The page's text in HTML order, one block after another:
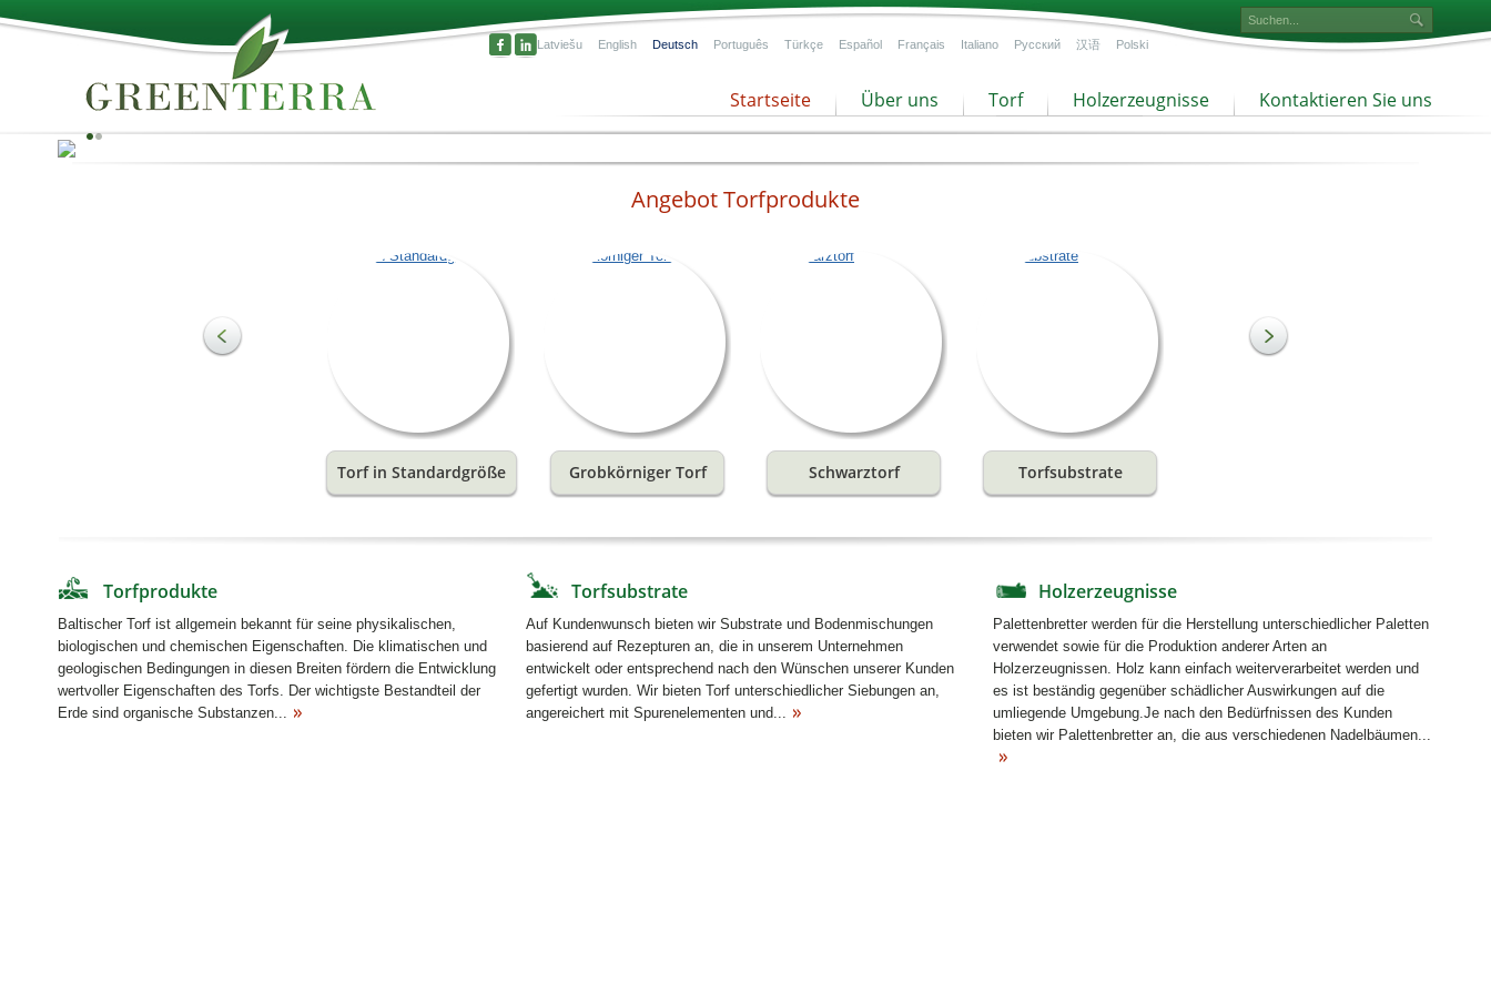
Latviešu English Deutsch Português Türkçe Español Français Italiano Русский 汉语 Polski
Startseite Über uns Torf Holzerzeugnisse Kontaktieren Sie uns
Das Beste der Natur!
Torf kann als Rohmaterial zur Herstellung von Substraten
verwendet werden, und um den Bedürfnissen der
Landwirtschaft und des Gartenbaus zu entsprechen. Der
Substanzen, welche die Struktur der Erde ausmachen und
einen wesentlichen Wachstumsförderer darstellen. Sie
liefern den Pflanzenwurzeln eine ideale Wasser- und